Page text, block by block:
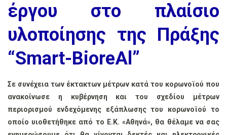
έργου στο πλαίσιο
υλοποίησης της Πράξης
“Smart-BioreAl”
Σε συνέχεια των έκτακτων μέτρων κατά του κορωνοϊού που
ανακοίνωσε η κυβέρνηση και του σχεδίου μέτρων
περιορισμού ενδεχόμενης εξάπλωσης του κορωνοϊού το
οποίο υιοθετήθηκε από το Ε.Κ. «Αθηνά», θα θέλαμε να σας